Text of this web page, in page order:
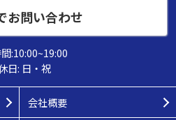
お問い合わせ
:10:00~19:00
日: 日・祝
会社概要